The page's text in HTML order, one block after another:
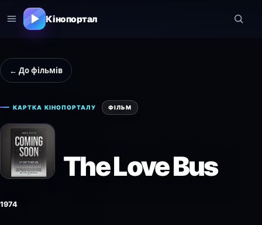
Кінопортал
← До фільмів
КАРТКА КІНОПОРТАЛУ ФІЛЬМ
The Love Bus
1974